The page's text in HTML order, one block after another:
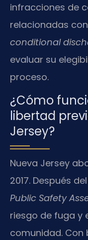
infracciones de
relacionadas
conditional
evaluar su
proceso.
¿Cómo
libertad
Jersey?
Nueva Jersey
2017. Después
Public Safety
riesgo de fuga y
comunidad. Con